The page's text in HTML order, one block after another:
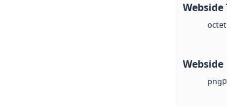
Webside
octet
Webside
png